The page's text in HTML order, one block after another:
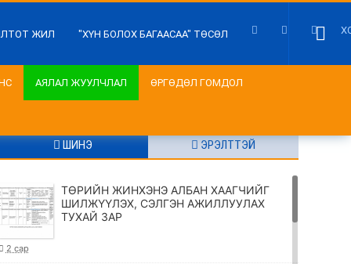
ЖИЛ "ХҮН БОЛОХ БАГААСАА" ТӨСӨЛ
АЯЛАЛ ЖУУЛЧЛАЛ ӨРГӨДӨЛ ГОМДОЛ
ШИНЭ ЭРЭЛТТЭЙ
ТӨРИЙН ЖИНХЭНЭ АЛБАН ХААГЧИЙГ
ШИЛЖҮҮЛЭХ, СЭЛГЭН АЖИЛЛУУЛАХ
ТУХАЙ ЗАР
2 сар